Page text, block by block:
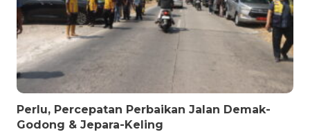
Perlu, Percepatan Perbaikan Jalan Demak-
Godong & Jepara-Keling